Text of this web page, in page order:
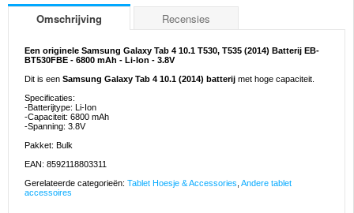
Omschrijving Recensies
Een originele Samsung Galaxy Tab 4 10.1 T530, T535 (2014) Batterij EB-
BT530FBE - 6800 mAh - Li-Ion - 3.8V
Dit is een Samsung Galaxy Tab 4 10.1 (2014) batterij met hoge capaciteit.
Specificaties:
-Batterijtype: Li-Ion
-Capaciteit: 6800 mAh
-Spanning: 3.8V
Pakket: Bulk
EAN: 8592118803311
Gerelateerde categorieën: Tablet Hoesje & Accessories Andere tablet
accessoires